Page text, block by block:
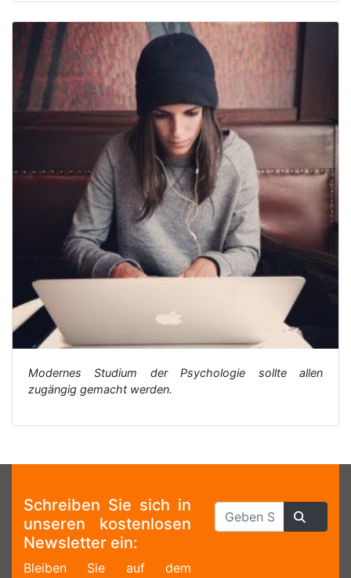
Modernes Studium der Psychologie sollte allen
zugängig gemacht werden.
Schreiben Sie sich in
unseren kostenlosen
Newsletter ein:
Bleiben Sie auf dem